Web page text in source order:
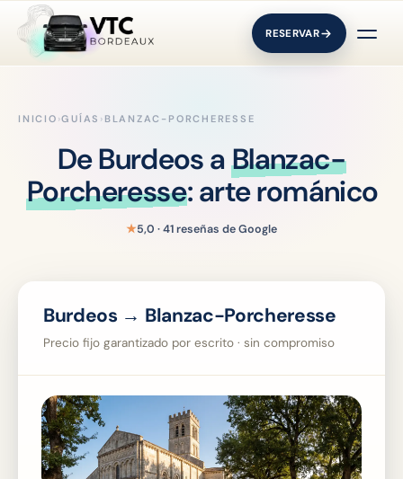
RESERVAR
INICIO ›GUÍAS › BLANZAC-PORCHERESSE
De Burdeos aBlanzac-
Porcheresse: arte románico
★5,0 · 41 reseñas de Google
Burdeos → Blanzac-Porcheresse
Precio fijo garantizado por escrito · sin compromiso